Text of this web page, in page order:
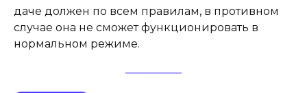
даче должен по всем правилам, в противном
случае она не сможет функционировать в
нормальном режиме.